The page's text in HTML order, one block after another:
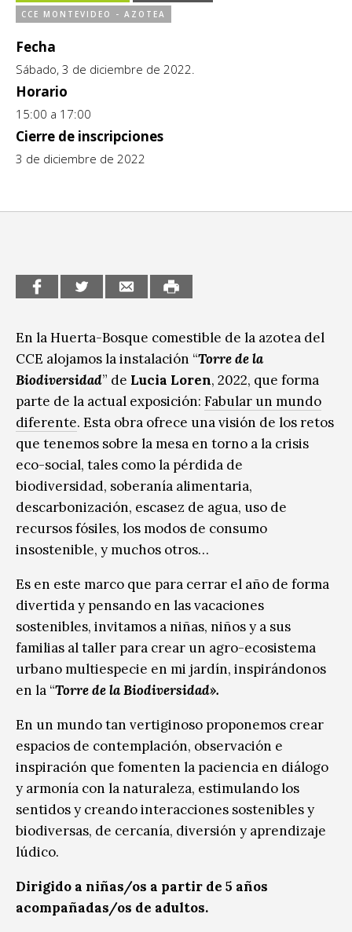
CCE en el interior/libros
Espacio itinerante de lectura infantil
Exposiciones
Género y Diversidad
Infantil y Juvenil
Sin categoría
CCE MONTEVIDEO - AZOTEA
Fecha
Sábado, 3 de diciembre de 2022.
Horario
15:00 a 17:00
Cierre de inscripciones
3 de diciembre de 2022
En la Huerta-Bosque comestible de la azotea del
CCE alojamos la instalación “Torre de la
Biodiversidad” de Lucia Loren, 2022, que forma
parte de la actual exposición: Fabular un mundo
diferente. Esta obra ofrece una visión de los retos
que tenemos sobre la mesa en torno a la crisis
eco-social, tales como la pérdida de
biodiversidad, soberanía alimentaria,
descarbonización, escasez de agua, uso de
recursos fósiles, los modos de consumo
insostenible, y muchos otros…
Es en este marco que para cerrar el año de forma
divertida y pensando en las vacaciones
sostenibles, invitamos a niñas, niños y a sus
familias al taller para crear un agro-ecosistema
urbano multiespecie en mi jardín, inspirándonos
en la “Torre de la Biodiversidad».
En un mundo tan vertiginoso proponemos crear
espacios de contemplación, observación e
inspiración que fomenten la paciencia en diálogo
y armonía con la naturaleza, estimulando los
sentidos y creando interacciones sostenibles y
biodiversas, de cercanía, diversión y aprendizaje
lúdico.
Dirigido a niñas/os a partir de 5 años
acompañadas/os de adultos.